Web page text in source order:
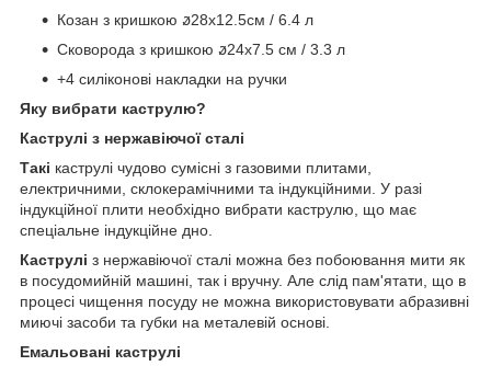
Козан з кришкою ꬿ28х12.5см / 6.4 л
Сковорода з кришкою ꬿ24х7.5 см / 3.3 л
+4 силіконові накладки на ручки
Яку вибрати каструлю?
Каструлі з нержавіючої сталі
Такі каструлі чудово сумісні з газовими плитами,
електричними, склокерамічними та індукційними. У разі
індукційної плити необхідно вибрати каструлю, що має
спеціальне індукційне дно.
Каструлі з нержавіючої сталі можна без побоювання мити як
в посудомийній машині, так і вручну. Але слід пам'ятати, що в
процесі чищення посуду не можна використовувати абразивні
миючі засоби та губки на металевій основі.
Емальовані каструлі